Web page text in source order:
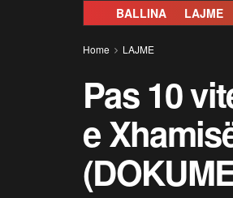
BALLINA LAJME
Home LAJME
Pas 10
e